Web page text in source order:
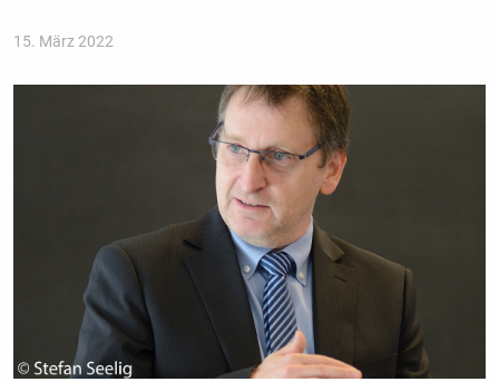
15. März 2022